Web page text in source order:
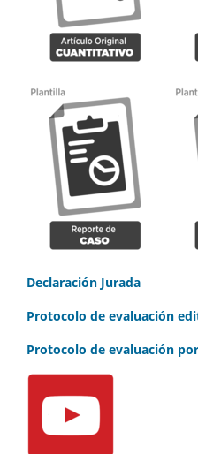
Declaración Jurada
Protocolo de evaluación
Protocolo de evaluación